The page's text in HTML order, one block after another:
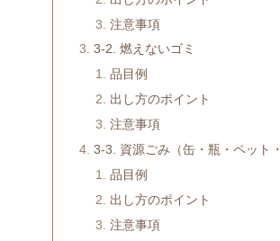
注意事項
3-2. 燃えないゴミ
品目例
出し方のポイント
注意事項
3-3. 資源ごみ（缶・瓶・ペット
品目例
出し方のポイント
注意事項